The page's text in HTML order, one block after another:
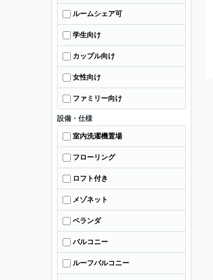
ルームシェア可
学生向け
カップル向け
女性向け
ファミリー向け
設備・仕様
室内洗濯機置場
フローリング
ロフト付き
メゾネット
ベランダ
バルコニー
ルーフバルコニー